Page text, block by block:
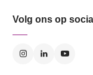
Volg ons op